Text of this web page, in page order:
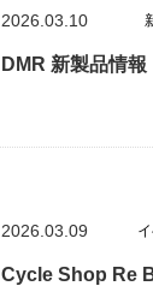
2026.03.10
DMR 新製品情報
2026.03.09
Cycle Shop Re